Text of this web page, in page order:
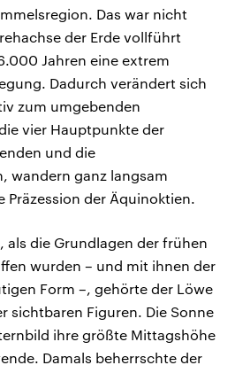
Das war nicht
der Erde vollführt
Jahren eine extrem
Dadurch verändert sich
zum umgebenden
vier Hauptpunkte der
und die
wandern ganz langsam
Präzession der Äquinoktien.
als die Grundlagen der frühen
wurden – und mit ihnen der
Form –, gehörte der Löwe
sichtbaren Figuren. Die Sonne
ihre größte Mittagshöhe
Damals beherrschte der